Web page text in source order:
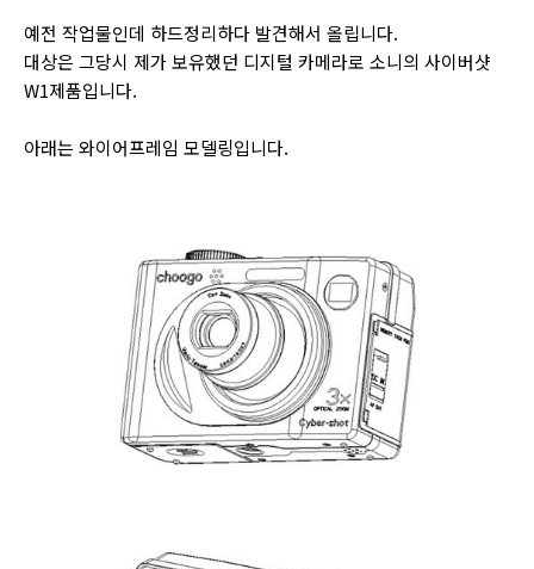
예전 작업물인데 하드정리하다 발견해서 올립니다.
대상은 그당시 제가 보유했던 디지털 카메라로 소니의 사이버샷
W1제품입니다.
아래는 와이어프레임 모델링입니다.